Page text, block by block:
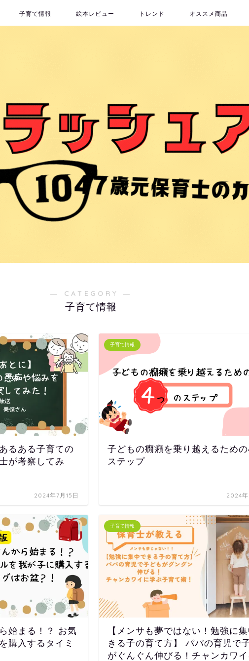
子育て情報 絵本レビュー トレンド オススメ商品
― CATEGORY ―
子育て情報
るある子育ての
が考察してみ
2024年7月15日
子育て情報
子どもの癇癪を乗り越えるため
ステップ
2024年
始まる！？ お気
購入するタイミ
子育て情報
【メンサも夢ではない！勉強に
きる子の育て方】 パパの育児で
がぐんぐん伸びる！チャンカワ